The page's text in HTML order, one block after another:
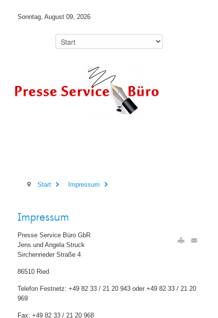
Sonntag, August 09, 2026
Start Impressum
Impressum
Presse Service Büro GbR
Jens und Angela Struck
Sirchenrieder Straße 4
86510 Ried
Telefon Festnetz: +49 82 33 / 21 20 943 oder +49 82 33 / 21 20
969
Fax: +49 82 33 / 21 20 968